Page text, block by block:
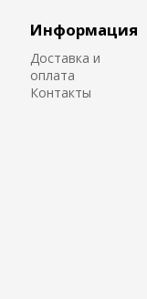
Информация
Доставка и
оплата
Контакты